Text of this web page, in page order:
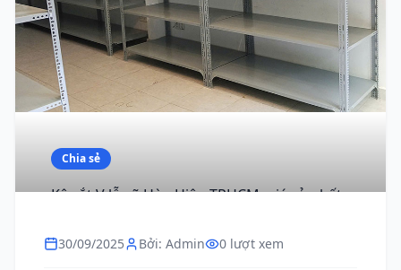
Chia sẻ
Kệ sắt V lỗ xã Hòa Hiệp TPHCM, giá rẻ, chất
30/09/2025 Bởi: Admin 0 lượt xem